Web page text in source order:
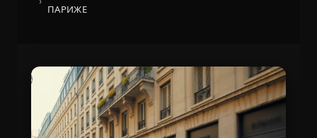
ПАРИЖЕ